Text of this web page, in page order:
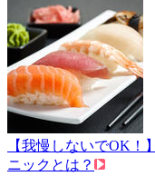
【我慢しないでOK！
ニックとは？